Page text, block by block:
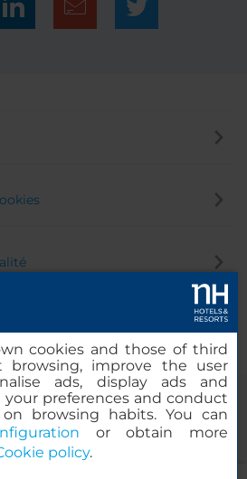
cookies and those of third
browsing, improve the user
ads, display ads and
preferences and conduct
on browsing habits. You can
or obtain more
policy.